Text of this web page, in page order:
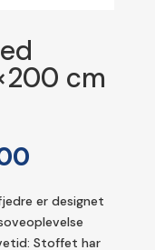
cm
Den
pris
er:
kr.789.00.
er designet
Stoffet har